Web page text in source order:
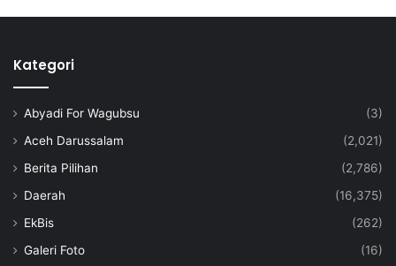
Kategori
Abyadi For Wagubsu
(3)
Aceh Darussalam
(2,021)
Berita Pilihan
(2,786)
Daerah
(16,375)
EkBis
(262)
Galeri Foto
(16)